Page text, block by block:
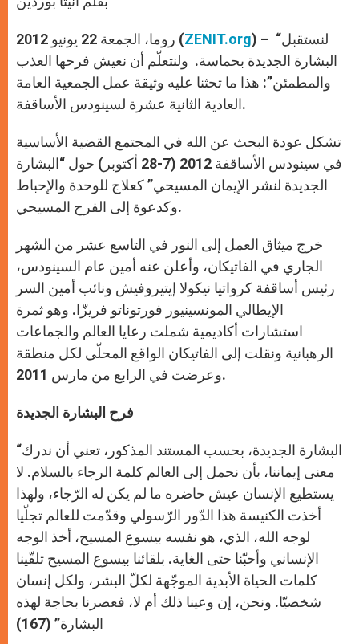
p e k
روما، الجمعة 22 يونيو 2012 (ZENIT.org) – “لنستقبل
البشارة الجديدة بحماسة. ولنتعلّم أن نعيش فرحها العذب
والمطمئن”: هذا ما تحثنا عليه وثيقة عمل الجمعية العامة
العادية الثانية عشرة لسينودس الأساقفة.
تشكل عودة البحث عن الله في المجتمع القضية الأساسية
في سينودس الأساقفة 2012 (7-28 أكتوبر) حول “البشارة
الجديدة لنشر الإيمان المسيحي” كعلاج للوحدة والإحباط
وكدعوة إلى الفرح المسيحي.
خرج ميثاق العمل إلى النور في التاسع عشر من الشهر
الجاري في الفاتيكان، وأعلن عنه أمين عام السينودس،
رئيس أساقفة كرواتيا نيكولا إيتيروفيش ونائب أمين السر
الإيطالي المونسينيور فورتوناتو فريزّا. وهو ثمرة
استشارات أكاديمية شملت رعايا العالم والجماعات
الرهبانية ونقلت إلى الفاتيكان الواقع المحلّي لكل منطقة
وعرضت في الرابع من مارس 2011.
فرح البشارة الجديدة
“البشارة الجديدة، بحسب المستند المذكور، تعني أن ندرك
معنى إيماننا، بأن نحمل إلى العالم كلمة الرجاء بالسلام. لا
يستطيع الإنسان عيش حاضره ما لم يكن له الرّجاء، ولهذا
أخذت الكنيسة هذا الدّور الرّسولي وقدّمت للعالم تجلّيا
لوجه الله، الذي، هو نفسه بيسوع المسيح، أخذ الوجه
الإنساني وأحبّنا حتى الغاية. بلقائنا بيسوع المسيح تلقّينا
كلمات الحياة الأبدية الموجّهة لكلّ البشر، ولكل إنسان
شخصيّا. ونحن، إن وعينا ذلك أم لا، فعصرنا بحاجة لهذه
البشارة” (167)